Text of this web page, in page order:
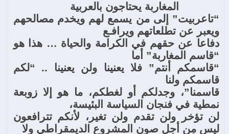
المغاربة يحتاجون بالعربية
“تاعربيت” إلى من يسمع لهم ويخدم مصالحهم
ويعبر عن تطلعاتهم ويرافـع
دفاعا عن حقهم في الكرامة والحياة … هذا هو
“قاسم المغاربة” أما
“قاسمكم أنتم” فلا يعنينا ولن يعنينا .. “لكم
قاسمكم ولنا
قاسمنا”، وجدلكم أو لغطكم، ما هو إلا زوبعة
نمطية في فنجان السياسة البئيسة،
لن تؤخر ولن تقدم ولن تغير، لأنكم تترافعون
ليس من أجل صون المشروع الديمقراطي ولا